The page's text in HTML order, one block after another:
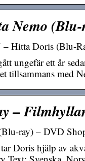
Nemo (Blu-
Hitta Doris (Blu-
ungefär ett år
tillsammans med
–
ray) – DVD
Doris hjälp av